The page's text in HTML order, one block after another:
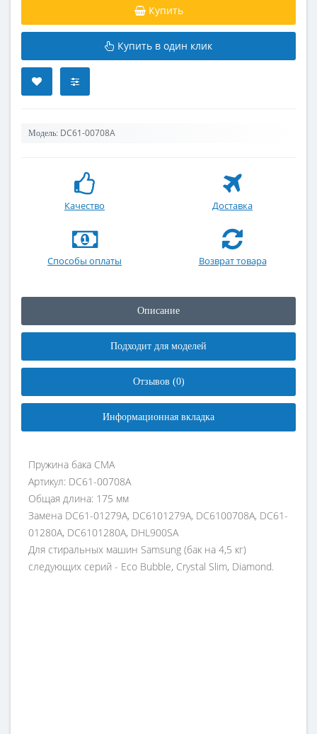
Купить
Купить в один клик
Модель: DC61-00708A
Качество Доставка
Способы оплаты Возврат товара
Описание
Подходит для моделей
Отзывов (0)
Информационная вкладка
Пружина бака СМА
Артикул: DC61-00708A
Общая длина: 175 мм
Замена DC61-01279A, DC6101279A, DC6100708A, DC61-
01280A, DC6101280A, DHL900SA
Для стиральных машин Samsung (бак на 4,5 кг)
следующих серий - Eco Bubble, Crystal Slim, Diamond.